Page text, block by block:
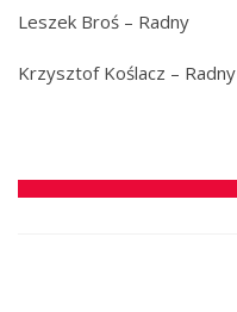
Leszek Broś – Radny
Krzysztof Koślacz – Radny